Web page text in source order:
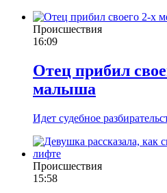
Происшествия
16:09
Отец прибил
малыша
Идет судебное
Происшествия
15:58